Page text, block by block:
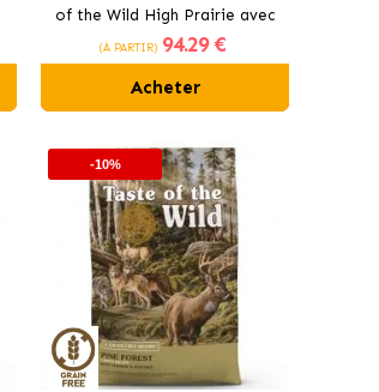
of the Wild High Prairie avec
bison et cerf
(À PARTIR) 94.29 €
Acheter
-10%